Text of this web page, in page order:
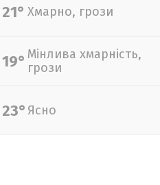
21° Хмарно, грози
19° Мінлива хмарність,
грози
23° Ясно